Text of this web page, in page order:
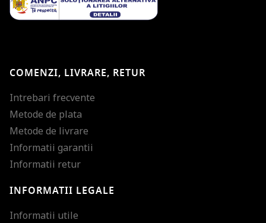
COMENZI, LIVRARE, RETUR
Intrebari frecvente
Metode de plata
Metode de livrare
Informatii garantii
Informatii retur
INFORMATII LEGALE
Informatii utile